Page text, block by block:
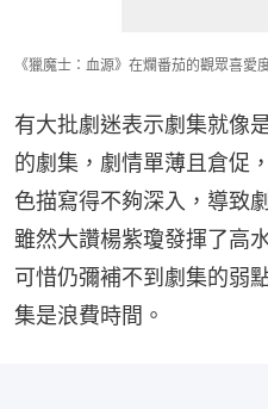
《獵魔士：血源》在爛番茄的觀眾喜愛
有大批劇迷表示劇集就像
的劇集，劇情單薄且倉促
色描寫得不夠深入，導致
雖然大讚楊紫瓊發揮了高
可惜仍彌補不到劇集的弱
集是浪費時間。